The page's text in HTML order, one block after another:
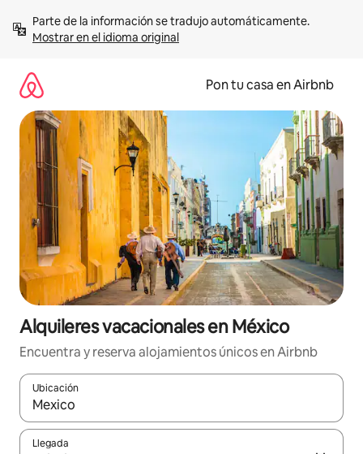
contenidoMostrar en el idioma original
Pon tu casa en Airbnb
Alquileres vacacionales en México
Encuentra y reserva alojamientos únicos en Airbnb
Ubicación
Cuando los resultados estén disponibles, navega con las
Llegada